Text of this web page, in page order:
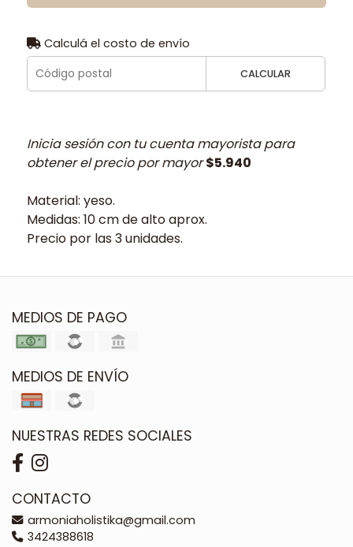
Calculá el costo de envío
CALCULAR
Inicia sesión con tu cuenta mayorista para
obtener el precio por mayor$5.940
Material: yeso.
Medidas: 10 cm de alto aprox.
Precio por las 3 unidades.
MEDIOS DE PAGO
MEDIOS DE ENVÍO
NUESTRAS REDES SOCIALES
CONTACTO
armoniaholistika@gmail.com
3424388618